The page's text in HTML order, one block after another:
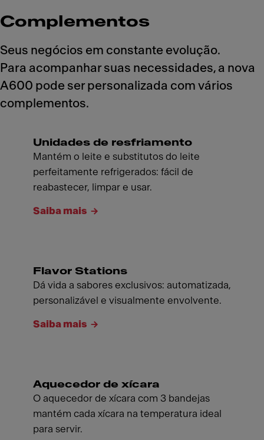
Complementos
Seus negócios em constante evolução.
Para acompanhar suas necessidades, a nova
A600 pode ser personalizada com vários
complementos.
Unidades de resfriamento
Mantém o leite e substitutos do leite
perfeitamente refrigerados: fácil de
reabastecer, limpar e usar.
Saiba mais
Flavor Stations
Dá vida a sabores exclusivos: automatizada,
personalizável ​​e visualmente envolvente.
Saiba mais
Aquecedor de xícara
O aquecedor de xícara com 3 bandejas
mantém cada xícara na temperatura ideal
para servir.